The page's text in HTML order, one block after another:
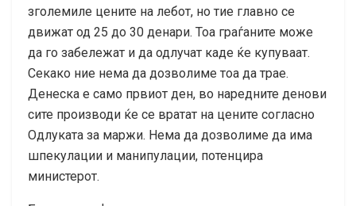
зголемиле цените на лебот, но тие главно се
движат од 25 до 30 денари. Тоа граѓаните може
да го забележат и да одлучат каде ќе купуваат.
Секако ние нема да дозволиме тоа да трае.
Денеска е само првиот ден, во наредните денови
сите производи ќе се вратат на цените согласно
Одлуката за маржи. Нема да дозволиме да има
шпекулации и манипулации, потенцира
министерот.